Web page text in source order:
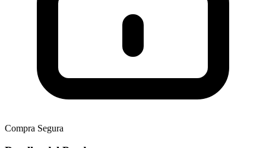
Compra Segura